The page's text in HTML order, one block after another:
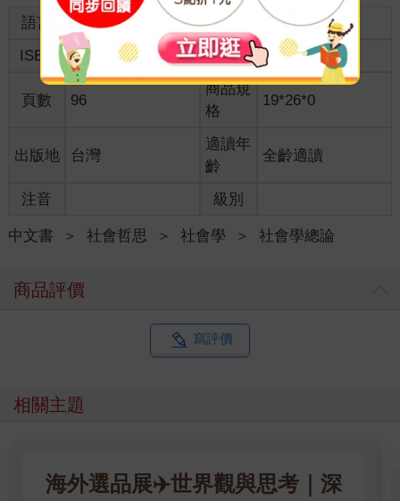
語言 中文繁體 裝訂
紙本平裝
ISBN
9786267032695 分級 普通級
頁數 96
商品規
格
19*26*0
出版地 台灣
適讀年
齡
全齡適讀
注音 級別
中文書 ＞ 社會哲思 ＞ 社會學 ＞ 社會學總論
商品評價
寫評價
相關主題
海外選品展✈️世界觀與思考｜深